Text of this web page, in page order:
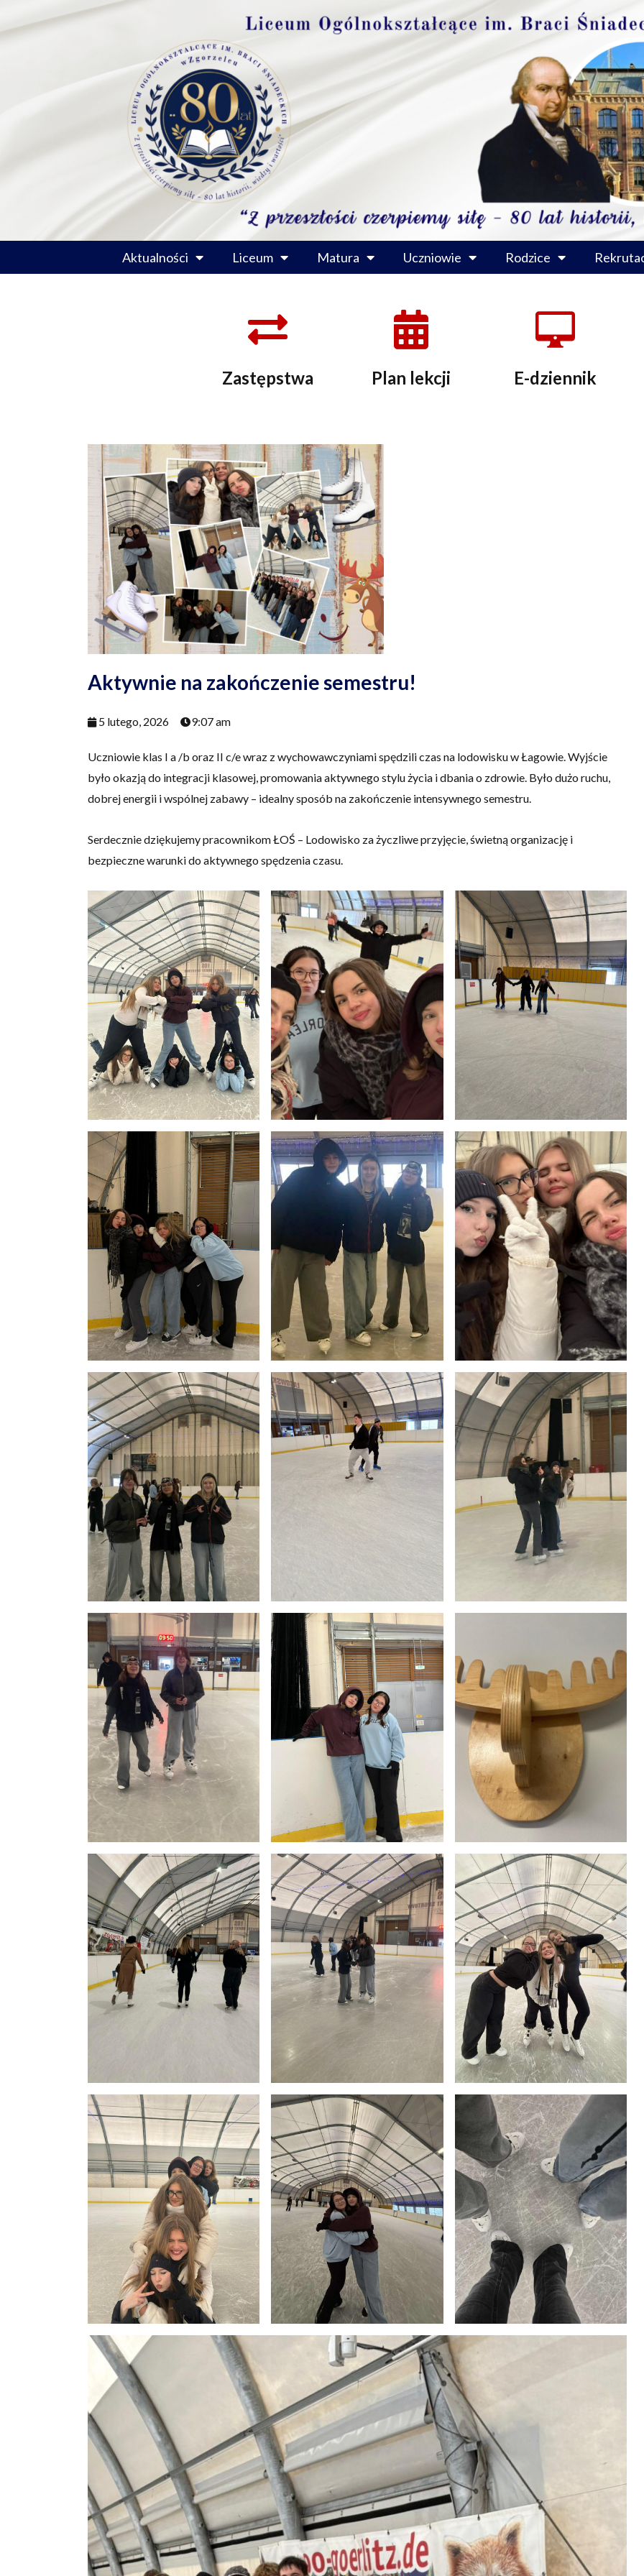
do
Aktualności Liceum Matura Uczniowie Rodzice
Zastępstwa Plan lekcji E-dziennik
Aktywnie na zakończenie semestru!
5 lutego, 2026 9:07 am
Uczniowie klas I a /b oraz II c/e wraz z wychowawczyniami spędzili czas na lodowisku w Łagowie. Wyjście
było okazją do integracji klasowej, promowania aktywnego stylu życia i dbania o zdrowie. Było dużo ruchu,
dobrej energii i wspólnej zabawy – idealny sposób na zakończenie intensywnego semestru.
Serdecznie dziękujemy pracownikom ŁOŚ – Lodowisko za życzliwe przyjęcie, świetną organizację i
bezpieczne warunki do aktywnego spędzenia czasu.